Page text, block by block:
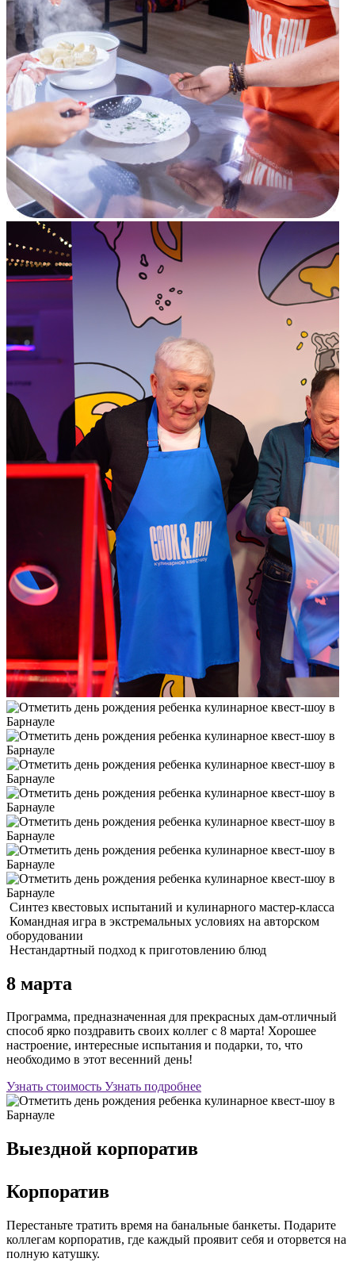
Синтез квестовых испытаний и кулинарного мастер-класса
Командная игра в экстремальных условиях на авторском
оборудовании
Нестандартный подход к приготовлению блюд
8 марта
Программа, предназначенная для прекрасных дам-отличный
способ ярко поздравить своих коллег с 8 марта! Хорошее
настроение, интересные испытания и подарки, то, что
необходимо в этот весенний день!
Узнать стоимость Узнать подробнее
Выездной корпоратив
Корпоратив
Перестаньте тратить время на банальные банкеты. Подарите
коллегам корпоратив, где каждый проявит себя и оторвется на
полную катушку.